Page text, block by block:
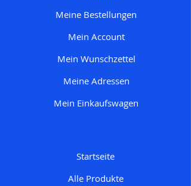
Meine Bestellungen
Mein Account
Mein Wunschzettel
Meine Adressen
Mein Einkaufswagen
Startseite
Alle Produkte